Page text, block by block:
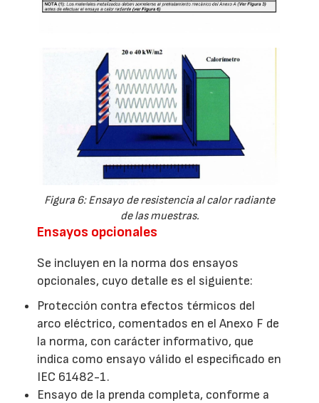
Figura 6: Ensayo de resistencia al calor radiante
de las muestras.
Ensayos opcionales
Se incluyen en la norma dos ensayos
opcionales, cuyo detalle es el siguiente:
Protección contra efectos térmicos del
arco eléctrico, comentados en el Anexo F de
la norma, con carácter informativo, que
indica como ensayo válido el especificado en
IEC 61482-1.
Ensayo de la prenda completa, conforme a